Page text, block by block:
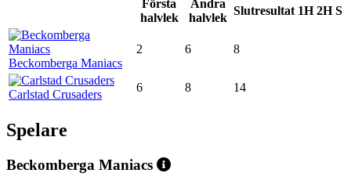
Första
halvlek
Andra
halvlek
Slutresultat 1H 2H S
Beckomberga Maniacs
2 6 8
Carlstad Crusaders
6 8 14
Spelare
Beckomberga Maniacs